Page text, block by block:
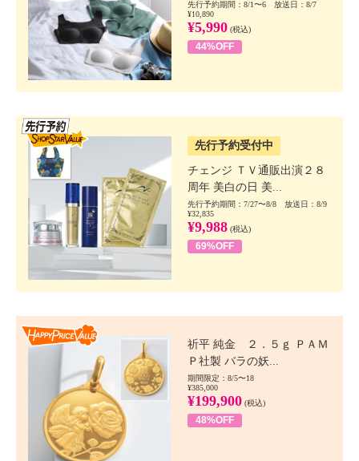
先行予約期間：8/1〜6 放送日：8/7
¥10,890
¥5,990 (税込)
44%OFF
先行予約受付中
チェンジ ＴＶ通販出演２８
周年 美白の日 美...
先行予約期間：7/27〜8/8 放送日：8/9
¥32,835
¥9,988 (税込)
69%OFF
祈平 純金 ２．５ｇ ＰＡＭ
Ｐ社製 バラの妖...
期間限定：8/5〜18
¥385,000
¥199,900 (税込)
48%OFF